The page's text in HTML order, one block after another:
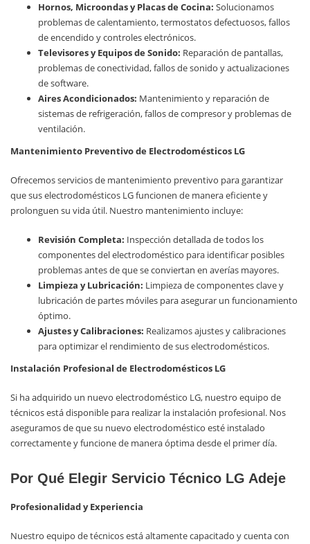
Hornos, Microondas y Placas de Cocina: Solucionamos
problemas de calentamiento, termostatos defectuosos, fallos
de encendido y controles electrónicos.
Televisores y Equipos de Sonido: Reparación de pantallas,
problemas de conectividad, fallos de sonido y actualizaciones
de software.
Aires Acondicionados: Mantenimiento y reparación de
sistemas de refrigeración, fallos de compresor y problemas de
ventilación.
Mantenimiento Preventivo de Electrodomésticos LG
Ofrecemos servicios de mantenimiento preventivo para garantizar
que sus electrodomésticos LG funcionen de manera eficiente y
prolonguen su vida útil. Nuestro mantenimiento incluye:
Revisión Completa: Inspección detallada de todos los
componentes del electrodoméstico para identificar posibles
problemas antes de que se conviertan en averías mayores.
Limpieza y Lubricación: Limpieza de componentes clave y
lubricación de partes móviles para asegurar un funcionamiento
óptimo.
Ajustes y Calibraciones: Realizamos ajustes y calibraciones
para optimizar el rendimiento de sus electrodomésticos.
Instalación Profesional de Electrodomésticos LG
Si ha adquirido un nuevo electrodoméstico LG, nuestro equipo de
técnicos está disponible para realizar la instalación profesional. Nos
aseguramos de que su nuevo electrodoméstico esté instalado
correctamente y funcione de manera óptima desde el primer día.
Por Qué Elegir Servicio Técnico LG Adeje
Profesionalidad y Experiencia
Nuestro equipo de técnicos está altamente capacitado y cuenta con